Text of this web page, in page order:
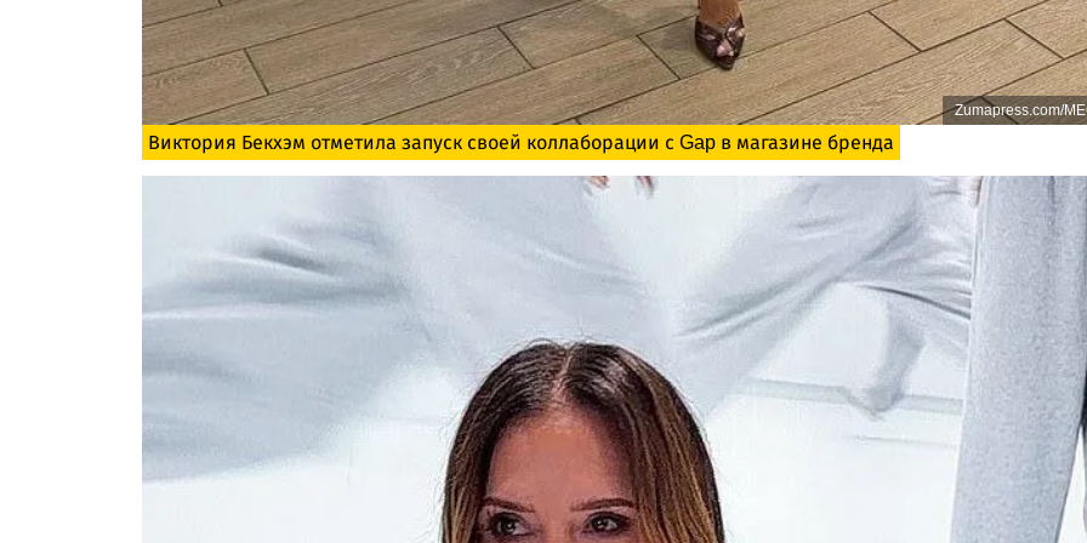
Zumapress.com/
Виктория Бекхэм отметила запуск своей коллаборации с Gap в магазине бренда